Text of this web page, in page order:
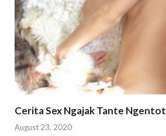
Cerita Sex Ngajak Tante Ngentot
August 23, 2020